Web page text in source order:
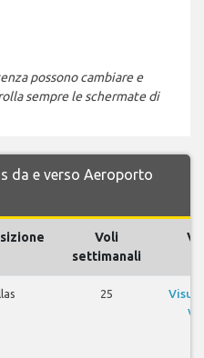
possono cambiare e
sempre le schermate di
da e verso Aeroporto
Voli
settimanali
25